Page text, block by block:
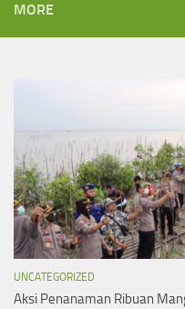
MORE
UNCATEGORIZED
Aksi Penanaman Ribuan